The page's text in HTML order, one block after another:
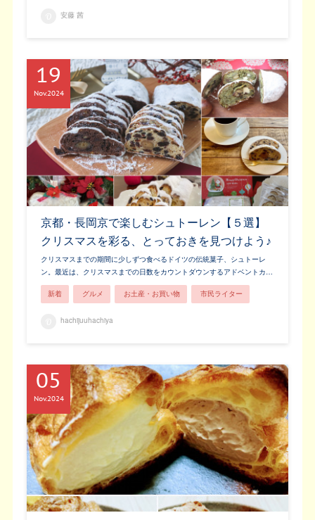
安藤 茜
京都・長岡京で楽しむシュトーレン【５選】
クリスマスを彩る、とっておきを見つけよう♪
クリスマスまでの期間に少しずつ食べるドイツの伝統菓子、シュトーレ
ン。最近は、クリスマスまでの日数をカウントダウンするアドベントカ…
19
Nov2024
新着 グルメ お土産・お買い物 市民ライター
hachijuuhachiya
05
Nov2024